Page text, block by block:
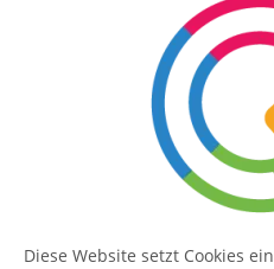
Diese Website setzt Cookies